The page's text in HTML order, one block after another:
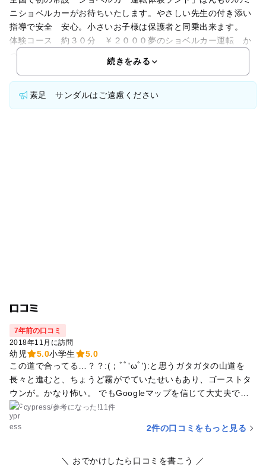
ニショベルカーがお待ちいたします。やさしい先生の付き添い
指導で安全 安心。小さいお子様は保護者と同乗出来ます。
体験コース 約３０分 ￥２０００夢のショベルカー運転 か
続きをみる
素足 サンダルはご遠慮ください
口コミ
7年前の口コミ
2018年11月に訪問
幼児 5.0小学生
5.0
この道で合ってる…？？:(；ﾞﾟ'ωﾟ'):と思うガタガタの山道を
長々と進むと、ちょうど霧がでていたせいもあり、ゴーストタ
ウンが。かなり怖い。 でもGoogleマップを信じて大丈夫でし
た。 ナイトスクープで出てきそうな手作りランド。 1日保険と
か入ってないんだろなーと、息子が怪我をさせてもしても、そ
の辺りは昭和なので自己責任で親が気をつけるしかない感じ。
息子は運転しまくって楽しんでいた。1歳半の息子は、座って
cypress/参考になった!11件
2件の口コミをもっと見る
＼ おでかけしたら口コミを書こう ／